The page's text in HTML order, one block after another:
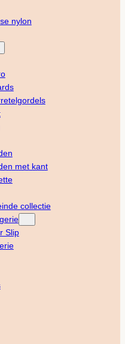
nylon
met kant
collectie
Slip